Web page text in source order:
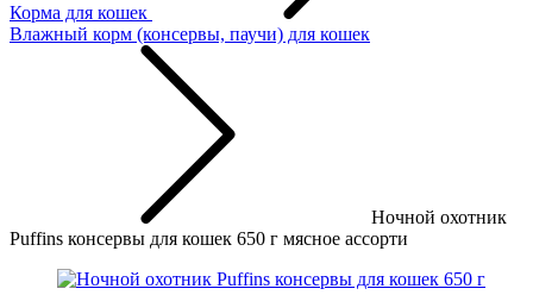
Корма для кошек
Влажный корм (консервы, паучи) для кошек
Ночной охотник
Puffins консервы для кошек 650 г мясное ассорти